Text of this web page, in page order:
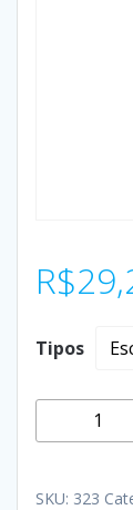
R$
Tipos
SKU: 323